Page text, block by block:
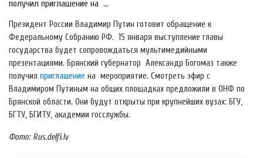
получил приглашение на ...
Президент России Владимир Путин готовит обращение к
Федеральному Собранию РФ. 15 января выступление главы
государства будет сопровождаться мультимедийными
презентациями. Брянский губернатор Александр Богомаз также
получил приглашение на мероприятие. Смотреть эфир с
Владимиром Путиным на общих площадках предложили в ОНФ по
Брянской области. Они будут открыты при крупнейших вузах: БГУ,
БГТУ, БГИТУ, академии госслужбы.
Фото: Rus.delfi.lv